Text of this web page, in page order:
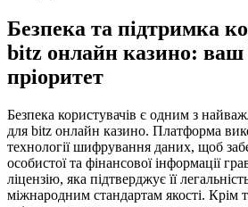
Безпека та підтримка
bitz онлайн казино: ваш
пріоритет
Безпека користувачів є одним з
для bitz онлайн казино. Платформа
технології шифрування даних, щоб
особистої та фінансової інформації
ліцензію, яка підтверджує її
міжнародним стандартам якості. Крім